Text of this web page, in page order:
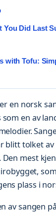
You Did Last
with Tofu:
en norsk
en av
blitt tolket
Den mest
plass i
av sangen